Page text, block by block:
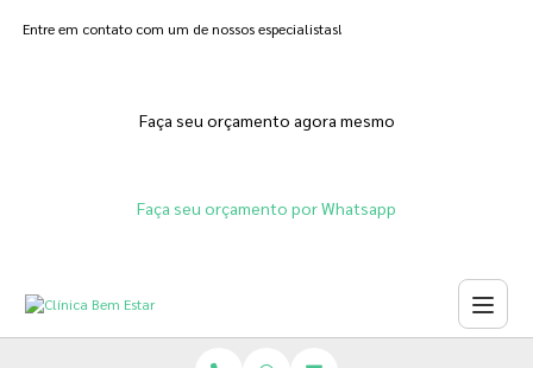
Entre em contato com um de nossos especialistas!
Faça seu orçamento agora mesmo
Faça seu orçamento por Whatsapp